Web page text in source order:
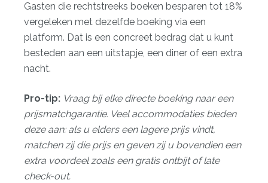
Gasten die rechtstreeks boeken besparen tot 18%
vergeleken met dezelfde boeking via een
platform. Dat is een concreet bedrag dat u kunt
besteden aan een uitstapje, een diner of een extra
nacht.
Pro-tip: Vraag bij elke directe boeking naar een
prijsmatchgarantie. Veel accommodaties bieden
deze aan: als u elders een lagere prijs vindt,
matchen zij die prijs en geven zij u bovendien een
extra voordeel zoals een gratis ontbijt of late
check-out.